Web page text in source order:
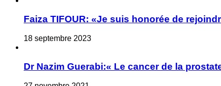
Faiza TIFOUR: «Je suis honorée de
18 septembre 2023
Dr Nazim Guerabi:« Le cancer de la